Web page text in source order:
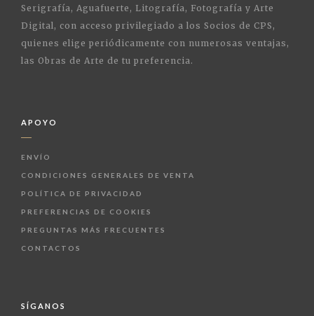
Serigrafía, Aguafuerte, Litografía, Fotografía y Arte
Digital, con acceso privilegiado a los Socios de CPS,
quienes elige periódicamente con numerosas ventajas,
las Obras de Arte de tu preferencia.
APOYO
ENVÍO
CONDICIONES GENERALES DE VENTA
POLÍTICA DE PRIVACIDAD
PREFERENCIAS DE COOKIES
PREGUNTAS MÁS FRECUENTES
CONTACTOS
SÍGANOS